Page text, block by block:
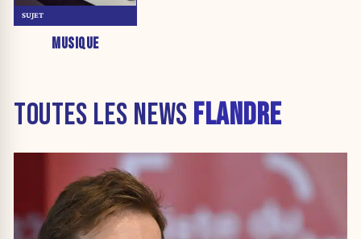
MUSIQUE
SUJET
TOUTES LES NEWS FLANDRE